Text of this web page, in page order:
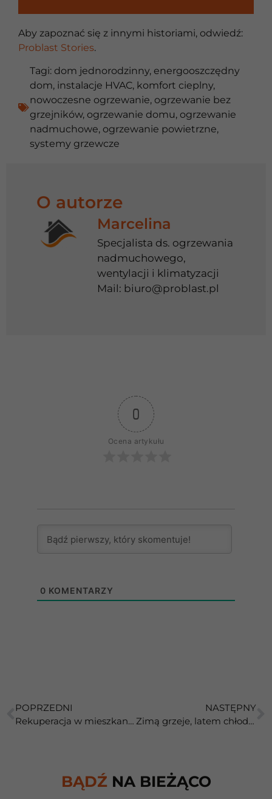
Aby zapoznać się z innymi historiami, odwiedź:
Problast Stories.
Tagi: dom jednorodzinny, energooszczędny
dom, instalacje HVAC, komfort cieplny,
nowoczesne ogrzewanie, ogrzewanie bez
grzejników, ogrzewanie domu, ogrzewanie
nadmuchowe, ogrzewanie powietrzne,
systemy grzewcze
O autorze
Marcelina
Specjalista ds. ogrzewania
nadmuchowego,
wentylacji i klimatyzacji
Mail: biuro@problast.pl
0
Ocena artykułu
0 KOMENTARZY
POPRZEDNI
Rekuperacja w mieszkaniu w bloku – centralna, decentralna czy hybryda?
NASTĘPNY
Zimą grzeje, latem chłodzi, a Ty masz święty spokój.
BĄDŹ NA BIEŻĄCO